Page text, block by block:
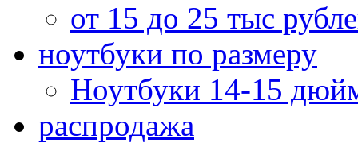
от 15 до 25 тыс
ноутбуки по размеру
Ноутбуки 14-15
распродажа